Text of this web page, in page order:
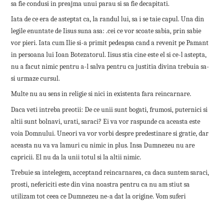
sa fie condusi in preajma unui parau si sa fie decapitati.
Iata de ce era de asteptat ca, la randul lui, sa i se taie capul. Una din
legile enuntate de Iisus suna asa: .cei ce vor scoate sabia, prin sabie
vor pieri. Iata cum Ilie si-a primit pedeapsa cand a revenit pe Pamant
in persoana lui Ioan Botezatorul. Iisus stia cine este el si ce-l astepta,
nu a facut nimic pentru a-l salva pentru ca justitia divina trebuia sa-
si urmaze cursul.
Multe nu au sens in religie si nici in existenta fara reincarnare.
Daca veti intreba preotii: De ce unii sunt bogati, frumosi, puternici si
altii sunt bolnavi, urati, saraci? Ei va vor raspunde ca aceasta este
voia Domnului. Uneori va vor vorbi despre predestinare si gratie, dar
aceasta nu va va lamuri cu nimic in plus. Insa Dumnezeu nu are
capricii. El nu da la unii totul si la altii nimic.
Trebuie sa intelegem, acceptand reincarnarea, ca daca suntem saraci,
prosti, nefericiti este din vina noastra pentru ca nu am stiut sa
utilizam tot ceea ce Dumnezeu ne-a dat la origine. Vom suferi